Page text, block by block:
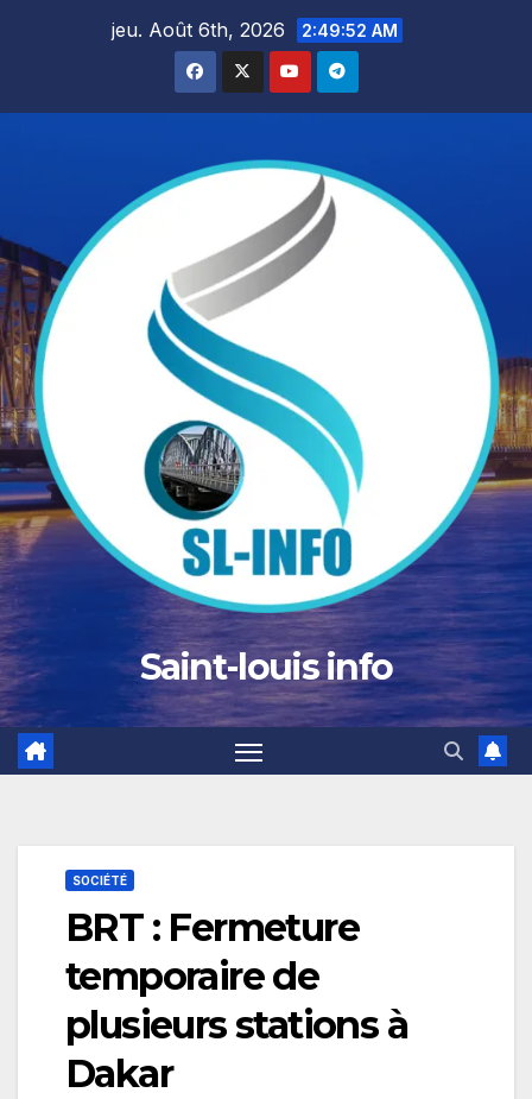
jeu. Août 6th, 2026 2:49:54 AM
Saint-louis info
SOCIÉTÉ
BRT : Fermeture
temporaire de
plusieurs stations à
Dakar